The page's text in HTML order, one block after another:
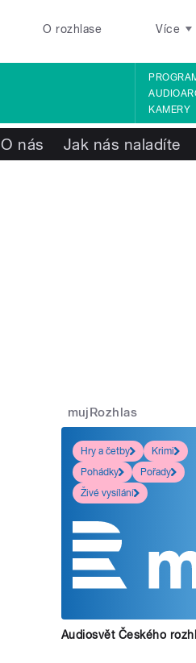
O rozhlase Více
KAMERY
O nás Jak nás naladíte
mujRozhlas
Hry a četby
Krimi
Pohádky
Pořady
Živé vysílání
Audiosvět Českého